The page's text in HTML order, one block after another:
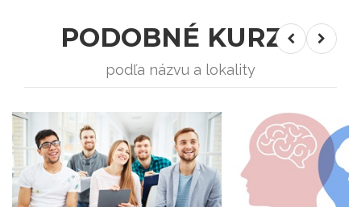
PODOBNÉ KURZY
podľa názvu a lokality